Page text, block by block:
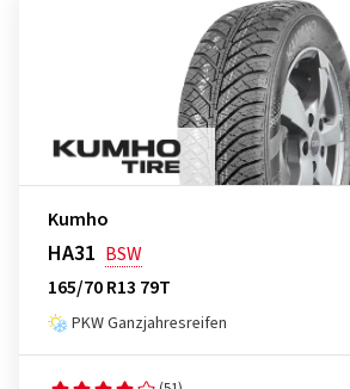
Kumho
HA31 BSW
165/70 R13 79T
PKW Ganzjahresreifen